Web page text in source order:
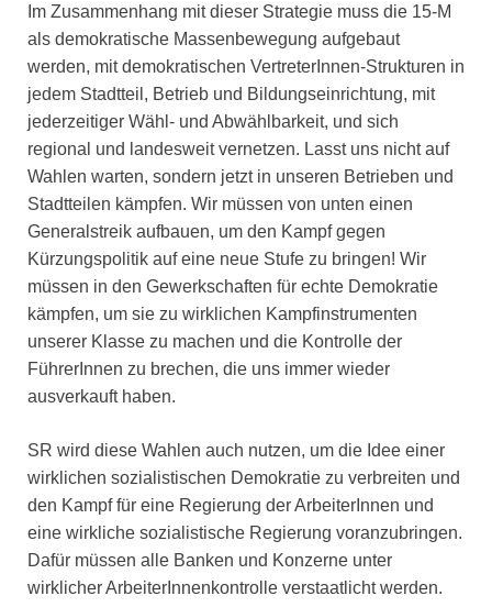
Im Zusammenhang mit dieser Strategie muss die 15-M
als demokratische Massenbewegung aufgebaut
werden, mit demokratischen VertreterInnen-Strukturen in
jedem Stadtteil, Betrieb und Bildungseinrichtung, mit
jederzeitiger Wähl- und Abwählbarkeit, und sich
regional und landesweit vernetzen. Lasst uns nicht auf
Wahlen warten, sondern jetzt in unseren Betrieben und
Stadtteilen kämpfen. Wir müssen von unten einen
Generalstreik aufbauen, um den Kampf gegen
Kürzungspolitik auf eine neue Stufe zu bringen! Wir
müssen in den Gewerkschaften für echte Demokratie
kämpfen, um sie zu wirklichen Kampfinstrumenten
unserer Klasse zu machen und die Kontrolle der
FührerInnen zu brechen, die uns immer wieder
ausverkauft haben.
SR wird diese Wahlen auch nutzen, um die Idee einer
wirklichen sozialistischen Demokratie zu verbreiten und
den Kampf für eine Regierung der ArbeiterInnen und
eine wirkliche sozialistische Regierung voranzubringen.
Dafür müssen alle Banken und Konzerne unter
wirklicher ArbeiterInnenkontrolle verstaatlicht werden.